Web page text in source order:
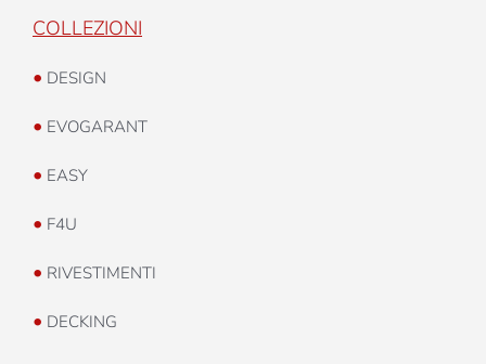
COLLEZIONI
• DESIGN
• EVOGARANT
• EASY
• F4U
• RIVESTIMENTI
• DECKING